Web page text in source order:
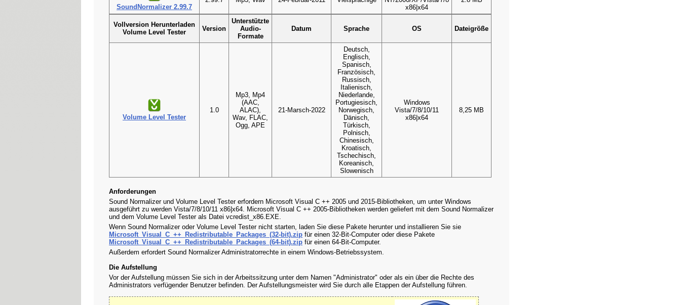
SoundNormalizer 2.99.7
x86|x64
Vollversion Herunterladen
Volume Level Tester
Version
Unterstützte
Audio-
Formate
Datum Sprache OS Dateigröße
Volume Level Tester
1.0
Mp3, Mp4
(AAC,
ALAC),
Wav, FLAC,
Ogg, APE
21-Marsch-2022
Deutsch,
Englisch,
Spanisch,
Französisch,
Russisch,
Italienisch,
Niederlande,
Portugiesisch,
Norwegisch,
Dänisch,
Türkisch,
Polnisch,
Chinesisch,
Kroatisch,
Tschechisch,
Koreanisch,
Slowenisch
Windows
Vista/7/8/10/11
x86|x64
8,25 MB
Anforderungen
Sound Normalizer und Volume Level Tester erfordern Microsoft Visual C ++ 2005 und 2015-Bibliotheken, um unter Windows
ausgeführt zu werden Vista/7/8/10/11 x86|x64. Microsoft Visual C ++ 2005-Bibliotheken werden geliefert mit dem Sound Normalizer
und dem Volume Level Tester als Datei vcredist_x86.EXE.
Wenn Sound Normalizer oder Volume Level Tester nicht starten, laden Sie diese Pakete herunter und installieren Sie sie
Microsoft_Visual_C_++_Redistributable_Packages_(32-bit).zip für einen 32-Bit-Computer oder diese Pakete
Microsoft_Visual_C_++_Redistributable_Packages_(64-bit).zip für einen 64-Bit-Computer.
Außerdem erfordert Sound Normalizer Administratorrechte in einem Windows-Betriebssystem.
Die Aufstellung
Vor der Aufstellung müssen Sie sich in der Arbeitssitzung unter dem Namen "Administrator" oder als ein über die Rechte des
Administrators verfügender Benutzer befinden. Der Aufstellungsmeister wird Sie durch alle Etappen der Aufstellung führen.